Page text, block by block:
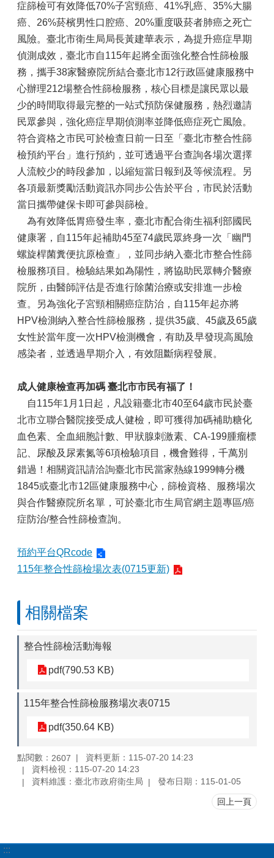
症篩檢可有效降低70%子宮頸癌、41%乳癌、35%大腸
癌、26%菸檳男性口腔癌、20%重度吸菸者肺癌之死亡
風險。臺北市衛生局局長黃建華表示，為提升癌症早期
偵測成效，臺北市自115年起將全面強化整合性篩檢服
務，攜手38家醫療院所結合臺北市12行政區健康服務中
心辦理212場整合性篩檢服務，核心目標是讓民眾以最
少的時間取得最完整的一站式預防保健服務，熱烈邀請
民眾參與，強化癌症早期偵測率並降低癌症死亡風險。
符合資格之市民可於檢查日前一日至「臺北市整合性篩
檢預約平台」進行預約，並可透過平台查詢各場次選擇
人流較少的時段參加，以縮短當日報到及等候流程。另
各項最新獎勵活動資訊亦同步公告於平台，市民於活動
當日攜帶健保卡即可參與篩檢。
為有效降低胃癌發生率，臺北市配合衛生福利部國民
健康署，自115年起補助45至74歲民眾終身一次「幽門
螺旋桿菌糞便抗原檢查」，並同步納入臺北市整合性篩
檢服務項目。檢驗結果如為陽性，將協助民眾轉介醫療
院所，由醫師評估是否進行除菌治療或安排進一步檢
查。另為強化子宮頸相關癌症防治，自115年起亦將
HPV檢測納入整合性篩檢服務，提供35歲、45歲及65歲
女性於當年度一次HPV檢測機會，有助及早發現高風險
感染者，並透過早期介入，有效阻斷病程發展。
成人健康檢查再加碼 臺北市市民有福了！
自115年1月1日起，凡設籍臺北市40至64歲市民於臺
北市立聯合醫院接受成人健檢，即可獲得加碼補助糖化
血色素、全血細胞計數、甲狀腺刺激素、CA-199腫瘤標
記、尿酸及尿素氮等6項檢驗項目，機會難得，千萬別
錯過！相關資訊請洽詢臺北市民當家熱線1999轉分機
1845或臺北市12區健康服務中心，篩檢資格、服務場次
與合作醫療院所名單，可於臺北市生局官網主題專區/癌
症防治/整合性篩檢查詢。
預約平台QRcode
115年整合性篩檢場次表(0715更新)
相關檔案
整合性篩檢活動海報
pdf(790.53 KB)
115年整合性篩檢服務場次表0715
pdf(350.64 KB)
點閱數： 2607
資料更新：115-07-20 14:23
資料檢視：115-07-20 14:23
資料維護：臺北市政府衛生局
發布日期：115-01-05
回上一頁
:::